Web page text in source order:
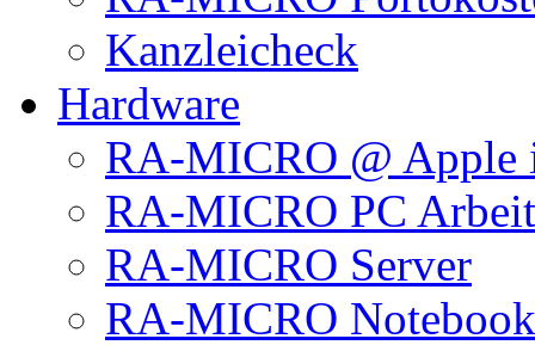
Kanzleicheck
Hardware
RA-MICRO @ Apple
RA-MICRO PC
RA-MICRO Server
RA-MICRO Notebook